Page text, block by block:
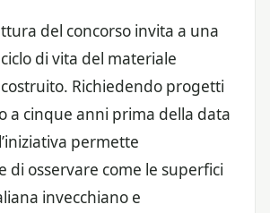
del concorso invita a una
di vita del materiale
Richiedendo progetti
a cinque anni prima della data
permette
di osservare come le superfici
invecchiano e